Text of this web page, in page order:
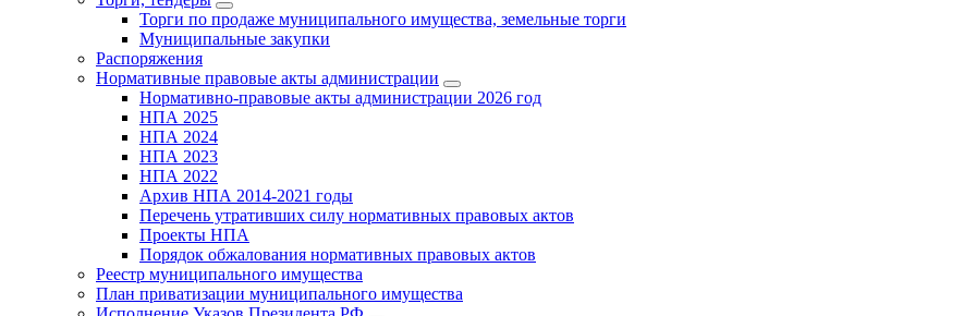
Торги по продаже муниципального имущества, земельные торги
Муниципальные закупки
Распоряжения
Нормативные правовые акты администрации
Нормативно-правовые акты администрации 2026 год
НПА 2025
НПА 2024
НПА 2023
НПА 2022
Архив НПА 2014-2021 годы
Перечень утративших силу нормативных правовых актов
Проекты НПА
Порядок обжалования нормативных правовых актов
Реестр муниципального имущества
План приватизации муниципального имущества